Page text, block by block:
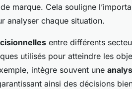
marque. Cela souligne
analyser chaque situation.
entre différents
utilisés pour atteindre les
intègre souvent une
ainsi des décisions